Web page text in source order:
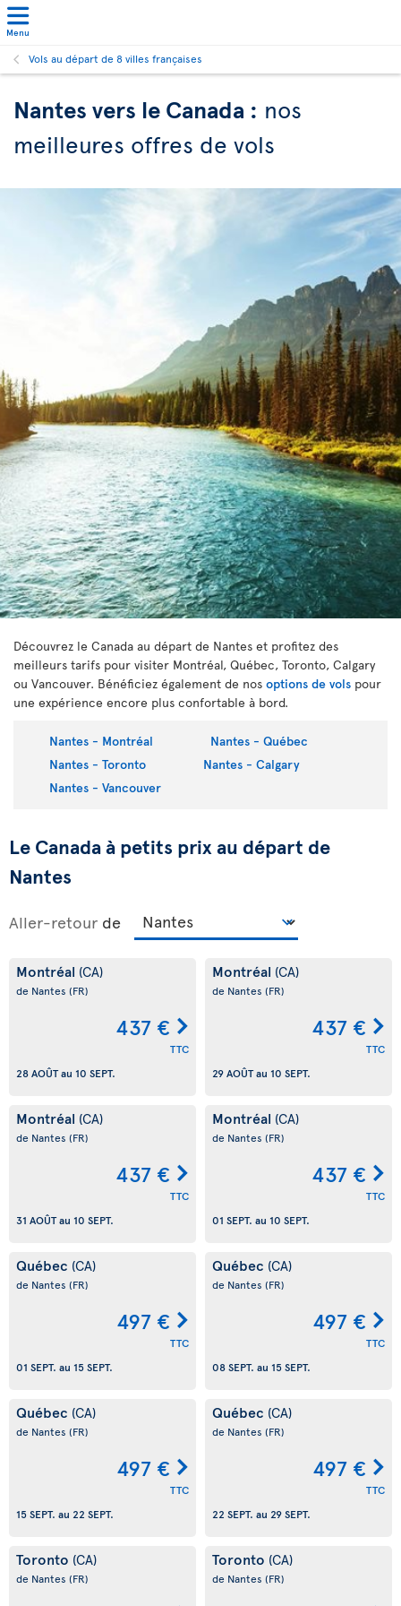
Menu
Vols au départ de 8 villes françaises
Nantes vers le Canada : nos
meilleures offres de vols
Découvrez le Canada au départ de Nantes et profitez des
meilleurs tarifs pour visiter Montréal, Québec, Toronto, Calgary
ou Vancouver. Bénéficiez également de nos options de vols pour
une expérience encore plus confortable à bord.
Nantes - Montréal
Nantes - Québec
Nantes - Toronto
Nantes - Calgary
Nantes - Vancouver
Le Canada à petits prix au départ de
Nantes
Aller-retour de
Montréal (CA)
de Nantes (FR)
437 €
TTC
28 AOÛTau 10 SEPT.
Montréal (CA)
de Nantes (FR)
437 €
TTC
29 AOÛTau 10 SEPT.
Montréal (CA)
de Nantes (FR)
437 €
TTC
31 AOÛTau 10 SEPT.
Montréal (CA)
de Nantes (FR)
437 €
TTC
01 SEPT. au 10 SEPT.
Québec (CA)
de Nantes (FR)
497 €
TTC
01 SEPT. au 15 SEPT.
Québec (CA)
de Nantes (FR)
497 €
TTC
08 SEPT. au 15 SEPT.
Québec (CA)
de Nantes (FR)
497 €
TTC
15 SEPT. au 22 SEPT.
Québec (CA)
de Nantes (FR)
497 €
TTC
22 SEPT. au 29 SEPT.
Toronto (CA)
de Nantes (FR)
Toronto (CA)
de Nantes (FR)